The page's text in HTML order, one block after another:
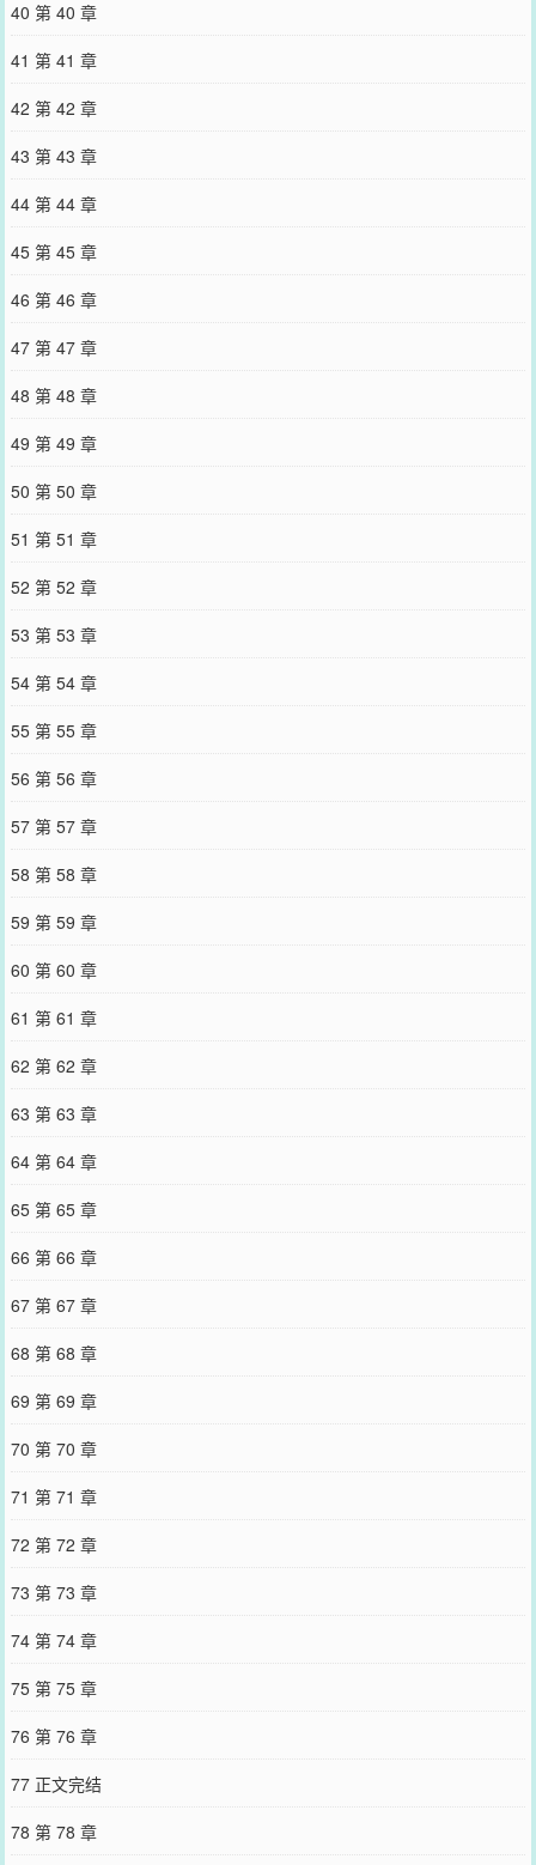
40 第 40 章
41 第 41 章
42 第 42 章
43 第 43 章
44 第 44 章
45 第 45 章
46 第 46 章
47 第 47 章
48 第 48 章
49 第 49 章
50 第 50 章
51 第 51 章
52 第 52 章
53 第 53 章
54 第 54 章
55 第 55 章
56 第 56 章
57 第 57 章
58 第 58 章
59 第 59 章
60 第 60 章
61 第 61 章
62 第 62 章
63 第 63 章
64 第 64 章
65 第 65 章
66 第 66 章
67 第 67 章
68 第 68 章
69 第 69 章
70 第 70 章
71 第 71 章
72 第 72 章
73 第 73 章
74 第 74 章
75 第 75 章
76 第 76 章
77 正文完结
78 第 78 章